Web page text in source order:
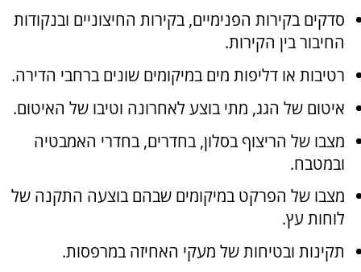
סדקים בקירות הפנימיים, בקירות החיצוניים ובנקודות
החיבור בין הקירות.
רטיבות או דליפות מים במיקומים שונים ברחבי הדירה.
איטום של הגג, מתי בוצע לאחרונה וטיבו של האיטום.
מצבו של הריצוף בסלון, בחדרים, בחדרי האמבטיה
ובמטבח.
מצבו של הפרקט במיקומים שבהם בוצעה התקנה של
לוחות עץ.
תקינות ובטיחות של מעקי האחיזה במרפסות.